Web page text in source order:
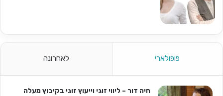
פופולארי לאחרונה
חיה דור – ליווי זוגי וייעוץ זוגי בקיבוץ מעלה